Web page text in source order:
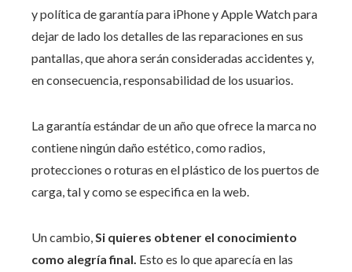
y política de garantía para iPhone y Apple Watch para
dejar de lado los detalles de las reparaciones en sus
pantallas, que ahora serán consideradas accidentes y,
en consecuencia, responsabilidad de los usuarios.
La garantía estándar de un año que ofrece la marca no
contiene ningún daño estético, como radios,
protecciones o roturas en el plástico de los puertos de
carga, tal y como se especifica en la web.
Un cambio,Si quieres obtener el conocimiento
como alegría final. Esto es lo que aparecía en las